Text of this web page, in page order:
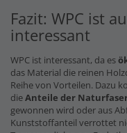
Fazit: WPC ist
interessant
WPC ist interessant, da es
das Material die reinen
Reihe von Vorteilen. Dazu
dieAnteile der
gewonnen wird oder aus
Kunststoffanteil verrottet